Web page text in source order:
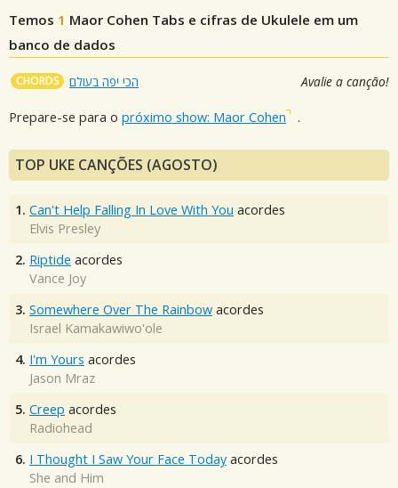
Temos 1 Maor Cohen Tabs e cifras de Ukulele em um
banco de dados
CHORDS הכי יפה בעולם Avalie a canção!
Prepare-se para o próximo show: Maor Cohen .
TOP UKE CANÇÕES (AGOSTO)
1. Can't Help Falling In Love With You acordes
Elvis Presley
2. Riptide acordes
Vance Joy
3. Somewhere Over The Rainbow acordes
Israel Kamakawiwo'ole
4. I'm Yours acordes
Jason Mraz
5. Creep acordes
Radiohead
6. I Thought I Saw Your Face Today acordes
She and Him